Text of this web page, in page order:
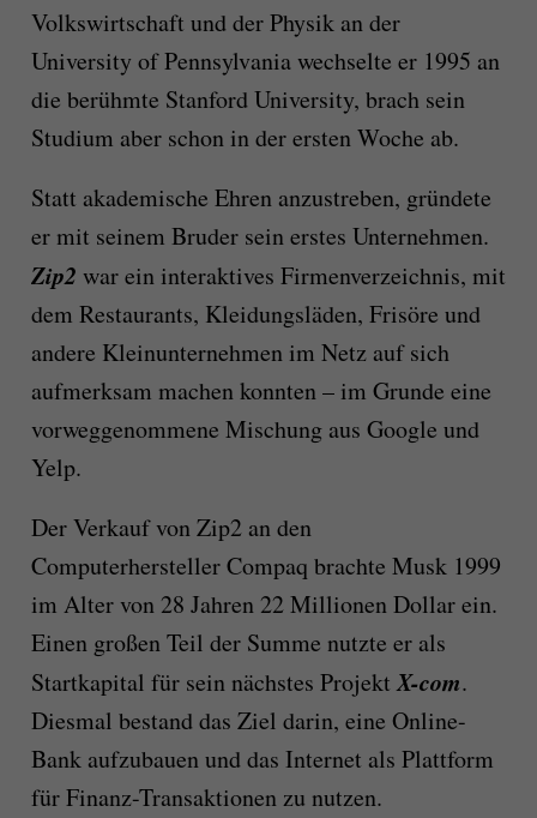
Volkswirtschaft und der Physik an der
University of Pennsylvania wechselte er 1995 an
die berühmte Stanford University, brach sein
Studium aber schon in der ersten Woche ab.
Statt akademische Ehren anzustreben, gründete
er mit seinem Bruder sein erstes Unternehmen.
Zip2 war ein interaktives Firmenverzeichnis, mit
dem Restaurants, Kleidungsläden, Frisöre und
andere Kleinunternehmen im Netz auf sich
aufmerksam machen konnten – im Grunde eine
vorweggenommene Mischung aus Google und
Yelp.
Der Verkauf von Zip2 an den
Computerhersteller Compaq brachte Musk 1999
im Alter von 28 Jahren 22 Millionen Dollar ein.
Einen großen Teil der Summe nutzte er als
Startkapital für sein nächstes ProjektX-com.
Diesmal bestand das Ziel darin, eine Online-
Bank aufzubauen und das Internet als Plattform
für Finanz-Transaktionen zu nutzen.